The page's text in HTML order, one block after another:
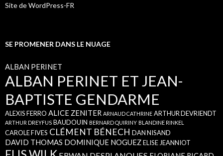
Site de WordPress-FR
SE PROMENER DANS LE NUAGE
ALBAN PERINET
ALBAN PERINET ET JEAN-
BAPTISTE GENDARME
ALEXIS FERRO ALICE ZENITER ARNAUD CATHRINE ARTHUR DEVRIENDT
ARTHUR DREYFUS BAUDOUIN BERNARD QUIRINY BLANDINE RINKEL
CAROLE FIVES CLÉMENT BÉNECH DAN NISAND
DAVID THOMAS DOMINIQUE NOGUEZELISE JEANNIOT